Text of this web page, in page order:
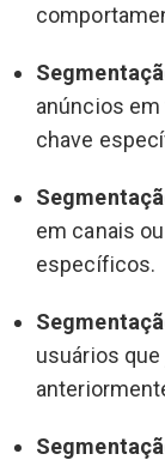
anúncios
chave
em canais
específicos.
usuários